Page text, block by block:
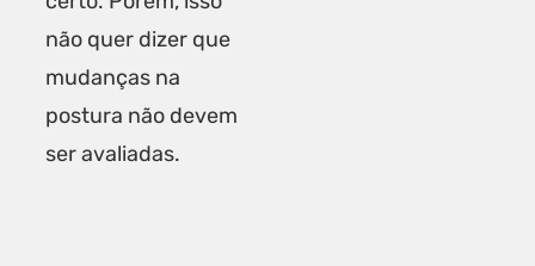
não quer dizer que
mudanças na
postura não devem
ser avaliadas.